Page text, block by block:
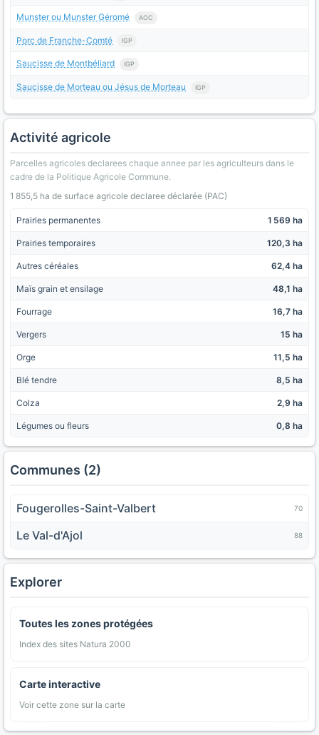
Munster ou Munster Géromé AOC
Porc de Franche-Comté IGP
Saucisse de Montbéliard IGP
Saucisse de Morteau ou Jésus de Morteau IGP
Activité agricole
Parcelles agricoles declarees chaque annee par les agriculteurs dans le
cadre de la Politique Agricole Commune.
1 855,5 ha de surface agricole declaree déclarée (PAC)
Prairies permanentes 1 569 ha
Prairies temporaires 120,3 ha
Autres céréales 62,4 ha
Maïs grain et ensilage 48,1 ha
Fourrage 16,7 ha
Vergers 15 ha
Orge 11,5 ha
Blé tendre 8,5 ha
Colza 2,9 ha
Légumes ou fleurs 0,8 ha
Communes (2)
Fougerolles-Saint-Valbert 70
Le Val-d'Ajol 88
Explorer
Toutes les zones protégées
Index des sites Natura 2000
Carte interactive
Voir cette zone sur la carte